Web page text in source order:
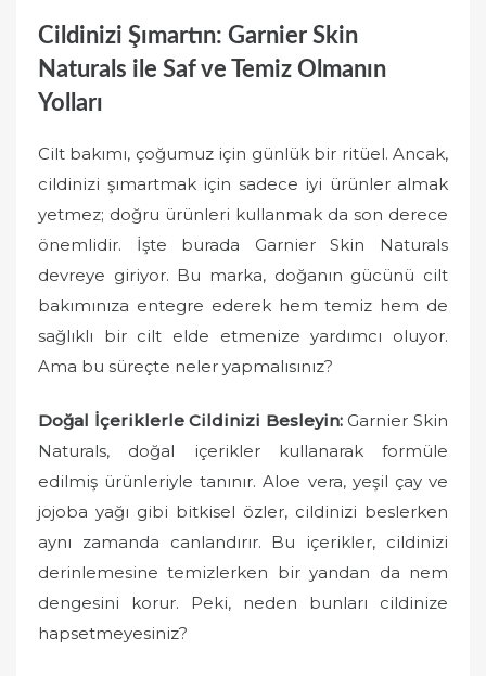
Cildinizi Şımartın: Garnier Skin
Naturals ile Saf ve Temiz Olmanın
Yolları
Cilt bakımı, çoğumuz için günlük bir ritüel. Ancak,
cildinizi şımartmak için sadece iyi ürünler almak
yetmez; doğru ürünleri kullanmak da son derece
önemlidir. İşte burada Garnier Skin Naturals
devreye giriyor. Bu marka, doğanın gücünü cilt
bakımınıza entegre ederek hem temiz hem de
sağlıklı bir cilt elde etmenize yardımcı oluyor.
Ama bu süreçte neler yapmalısınız?
Doğal İçeriklerle Cildinizi Besleyin:Garnier Skin
Naturals, doğal içerikler kullanarak formüle
edilmiş ürünleriyle tanınır. Aloe vera, yeşil çay ve
jojoba yağı gibi bitkisel özler, cildinizi beslerken
aynı zamanda canlandırır. Bu içerikler, cildinizi
derinlemesine temizlerken bir yandan da nem
dengesini korur. Peki, neden bunları cildinize
hapsetmeyesiniz?